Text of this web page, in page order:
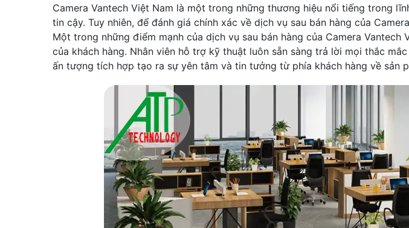
Camera Vantech Việt Nam là một trong những thương hiệu nổi tiếng trong
tin cậy. Tuy nhiên, để đánh giá chính xác về dịch vụ sau bán hàng của
Một trong những điểm mạnh của dịch vụ sau bán hàng của Camera
của khách hàng. Nhân viên hỗ trợ kỹ thuật luôn sẵn sàng trả lời mọi thắc
ấn tượng tích hợp tạo ra sự yên tâm và tin tưởng từ phía khách hàng về sản